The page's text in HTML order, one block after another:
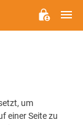
um
einer Seite zu